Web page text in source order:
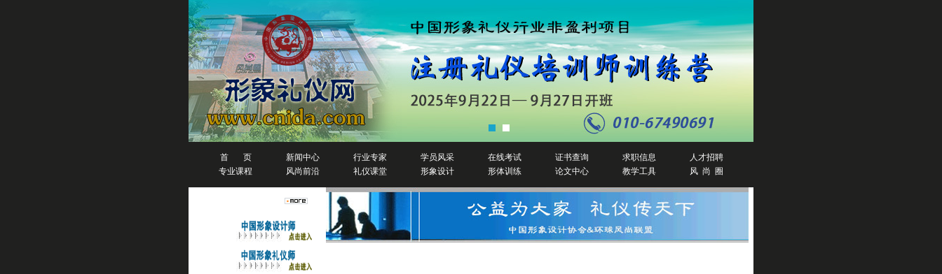
首 页 新闻中心 行业专家 学员风采 在线考试 证书查询 求职信息
人才招聘
专业课程
风尚前沿 礼仪课堂 形象设计 形体训练 论文中心 教学工具 风 尚 圈